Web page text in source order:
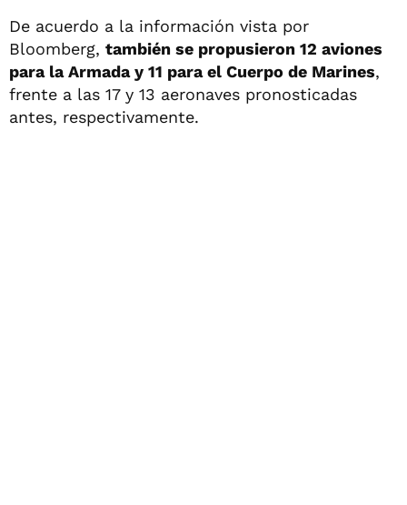
De acuerdo a la información vista por
Bloomberg, también se propusieron 12 aviones
para la Armada y 11 para el Cuerpo de Marines,
frente a las 17 y 13 aeronaves pronosticadas
antes, respectivamente.